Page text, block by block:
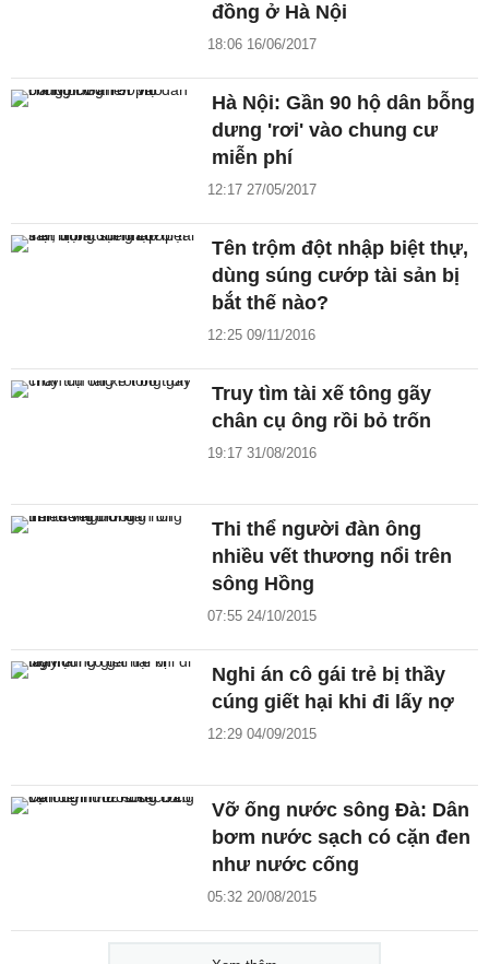
đồng ở Hà Nội
18:06 16/06/2017
Hà Nội: Gần 90 hộ dân bỗng
dưng 'rơi' vào chung cư
miễn phí
12:17 27/05/2017
Tên trộm đột nhập biệt thự,
dùng súng cướp tài sản bị
bắt thế nào?
12:25 09/11/2016
Truy tìm tài xế tông gãy
chân cụ ông rồi bỏ trốn
19:17 31/08/2016
Thi thể người đàn ông
nhiều vết thương nổi trên
sông Hồng
07:55 24/10/2015
Nghi án cô gái trẻ bị thầy
cúng giết hại khi đi lấy nợ
12:29 04/09/2015
Vỡ ống nước sông Đà: Dân
bơm nước sạch có cặn đen
như nước cống
05:32 20/08/2015